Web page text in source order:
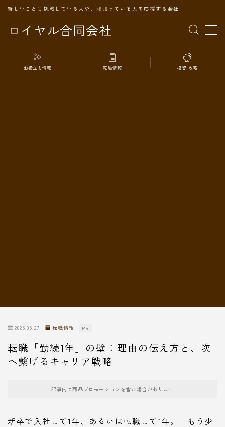
ロイヤル合同会社
新しいことに挑戦している人や、頑張っている人を応援する会社
MENU
TOPページ
お役立ち情報 転職情報 投資 攻略
2025.05.27 転職情報 PR
転職「勤続1年」の壁：理由の伝え方と、次
へ繋げるキャリア戦略
記事内に商品プロモーションを含む場合があります
新卒で入社して1年、あるいは転職して1年。「もう少